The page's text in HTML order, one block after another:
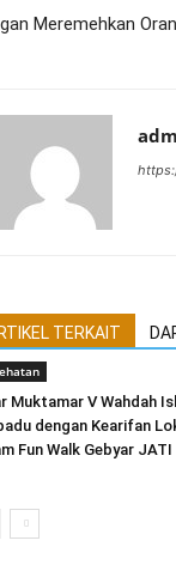
Meremehkan
TERKAIT
Muktamar V Wahdah
dengan Kearifan
Fun Walk Gebyar JATI